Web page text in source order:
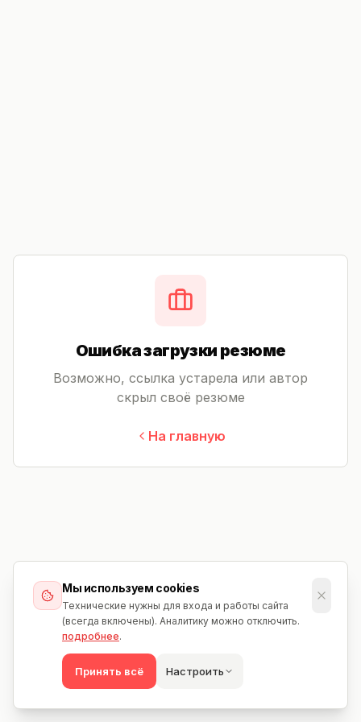
Мы используем cookies
Технические нужны для входа и работы сайта
(всегда включены). Аналитику можно отключить.
подробнее.
Принять всё Настроить
Ошибка загрузки резюме
Возможно, ссылка устарела или автор
скрыл своё резюме
На главную